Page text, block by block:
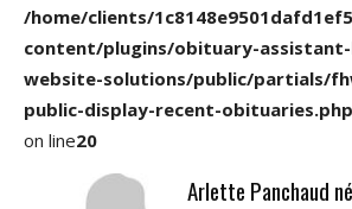
/home/clients/
content/plugins/obituary-
website-solutions/public/partials/
public-display-recent-obituaries.php
on line20
Arlette Panchaud